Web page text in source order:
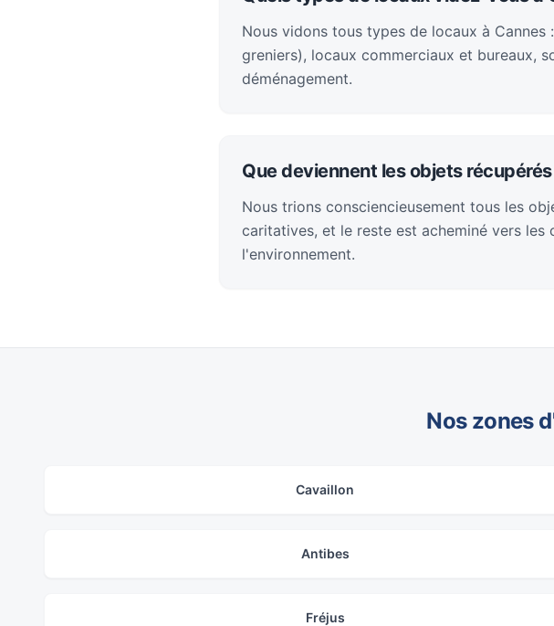
Nous vidons tous types de locaux à
greniers), locaux commerciaux et bureaux,
déménagement.
Que deviennent les objets
Nous trions consciencieusement tous les
caritatives, et le reste est acheminé vers
l'environnement.
Nos zones
Cavaillon
Antibes
Fréjus